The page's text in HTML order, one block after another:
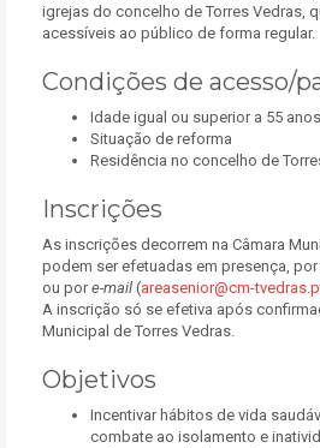
igrejas do concelho de Torres Vedras,
acessíveis ao público de forma regular.
Condições de acesso/
Idade igual ou superior a 55 anos
Situação de reforma
Residência no concelho de
Inscrições
As inscrições decorrem na Câmara
podem ser efetuadas em presença,
ou pore-mail (areasenior@cm-
A inscrição só se efetiva após
Municipal de Torres Vedras.
Objetivos
Incentivar hábitos de vida
combate ao isolamento e